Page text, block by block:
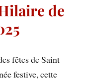
de
fêtes de Saint
festive, cette